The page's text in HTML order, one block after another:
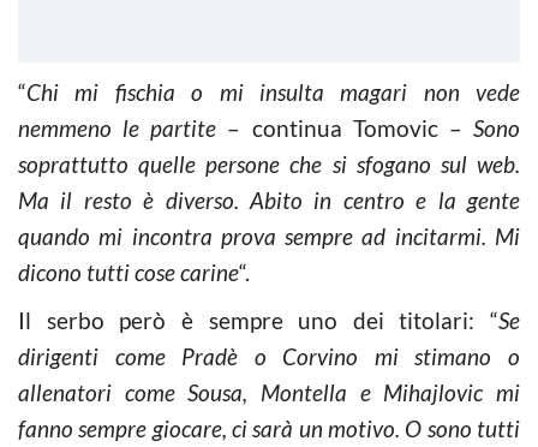
“Chi mi fischia o mi insulta magari non vede
nemmeno le partite – continua Tomovic –Sono
soprattutto quelle persone che si sfogano sul web.
Ma il resto è diverso. Abito in centro e la gente
quando mi incontra prova sempre ad incitarmi. Mi
dicono tutti cose carine“.
Il serbo però è sempre uno dei titolari: “Se
dirigenti come Pradè o Corvino mi stimano o
allenatori come Sousa, Montella e Mihajlovic mi
fanno sempre giocare, ci sarà un motivo. O sono tutti